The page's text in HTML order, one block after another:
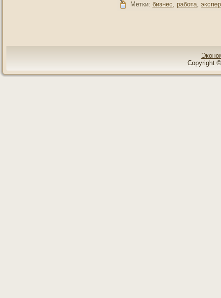
Метки: бизнес, работа,
Copyright